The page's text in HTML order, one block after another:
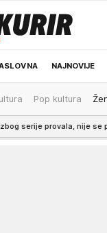
NAJNOVIJE
ODRŽIVA BUDUĆNOST
Pop kultura
proslavio u ovom "zanatu"